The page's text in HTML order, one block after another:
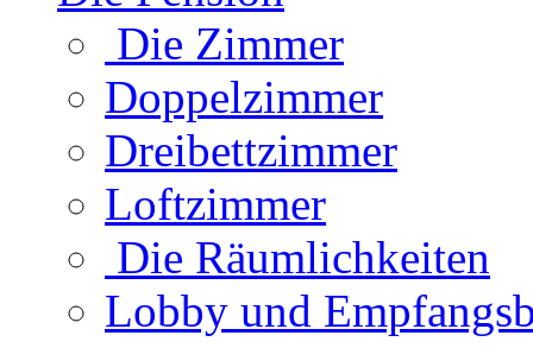
Die Zimmer
Doppelzimmer
Dreibettzimmer
Loftzimmer
Die Räumlichkeiten
Lobby und